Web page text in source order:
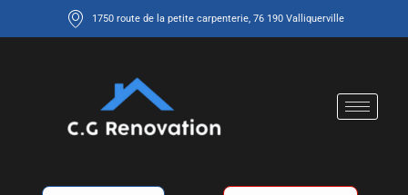
1750 route de la petite carpenterie, 76 190 Valliquerville